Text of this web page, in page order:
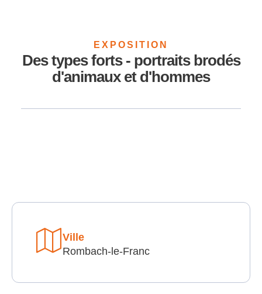
EXPOSITION
Des types forts - portraits brodés
d'animaux et d'hommes
Ville
Rombach-le-Franc